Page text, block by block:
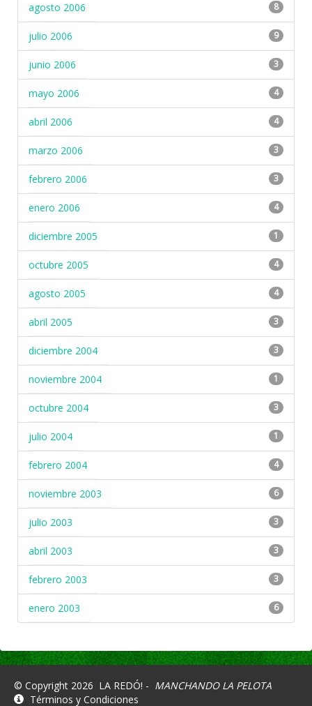
agosto 2006 8
julio 2006 9
junio 2006 3
mayo 2006 4
abril 2006 4
marzo 2006 3
febrero 2006 3
enero 2006 4
diciembre 2005 1
octubre 2005 4
agosto 2005 4
abril 2005 3
diciembre 2004 3
noviembre 2004 1
octubre 2004 3
julio 2004 1
febrero 2004 4
noviembre 2003 6
julio 2003 3
abril 2003 3
febrero 2003 3
enero 2003 6
© Copyright 2026 LA REDÓ! - MANCHANDO LA PELOTA
Términos y Condiciones